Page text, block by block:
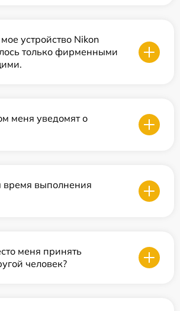
устройство Nikon
только фирменными
меня уведомят о
время выполнения
меня принять
человек?